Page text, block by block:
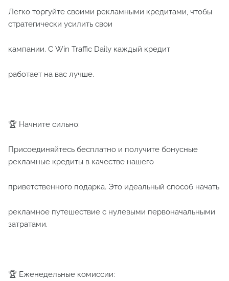
Легко торгуйте своими рекламными кредитами, чтобы
стратегически усилить свои
кампании. С Win Traffic Daily каждый кредит
работает на вас лучше.
🏆 Начните сильно:
Присоединяйтесь бесплатно и получите бонусные
рекламные кредиты в качестве нашего
приветственного подарка. Это идеальный способ начать
рекламное путешествие с нулевыми первоначальными
затратами.
🏆 Еженедельные комиссии: